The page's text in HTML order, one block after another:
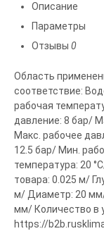
Описание
Параметры
Отзывы 0
Область
соответствие:
рабочая
давление: 8 бар/
Макс. рабочее
12.5 бар/ Мин.
температура: 20
товара: 0.025 м/
м/ Диаметр: 20
мм/ Количество в
https://